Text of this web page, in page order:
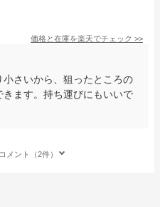
価格と在庫を楽天でチェック >>
さいから、狙ったところの
ます。持ち運びにもいいで
メント（2件）